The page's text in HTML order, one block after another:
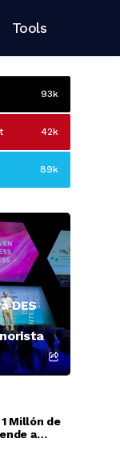
Tools
93k
42k
89k
DES
Millón de
a